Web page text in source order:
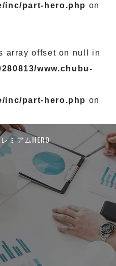
inc/part-hero.php on
array offset on null in
www.chubu-
inc/part-hero.php on
ミアムHERO